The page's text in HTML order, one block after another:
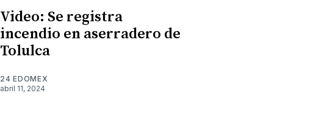
Video: Se registra
incendio en aserradero de
Tolulca
24 EDOMEX
abril 11, 2024